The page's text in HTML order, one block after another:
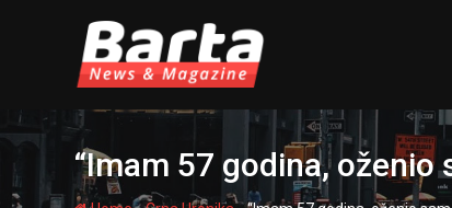
“Imam 57 godina, oženio